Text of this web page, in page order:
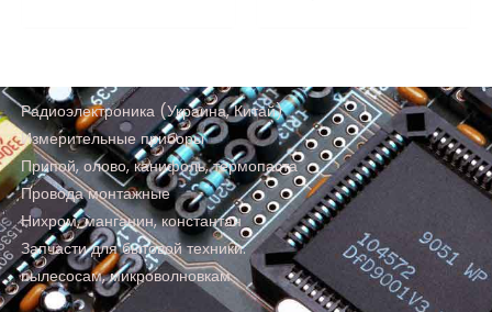
Радиоэлектроника (Украина, Китай)
Измерительные приборы
Припой, олово, канифоль, термопаста
Провода монтажные
Нихром, манганин, константан
Запчасти для бытовой техники:
пылесосам, микроволновкам